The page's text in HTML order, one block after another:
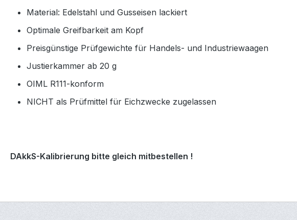
Material: Edelstahl und Gusseisen lackiert
Optimale Greifbarkeit am Kopf
Preisgünstige Prüfgewichte für Handels- und Industriewaagen
Justierkammer ab 20 g
OIML R111-konform
NICHT als Prüfmittel für Eichzwecke zugelassen
DAkkS-Kalibrierung bitte gleich mitbestellen !